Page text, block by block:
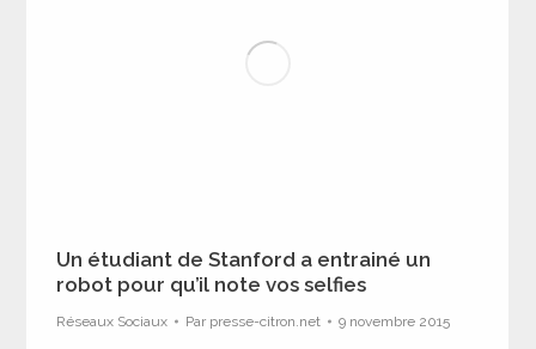
Un étudiant de Stanford a entrainé un
robot pour qu’il note vos selfies
Réseaux Sociaux Par presse-citron.net 9 novembre 2015